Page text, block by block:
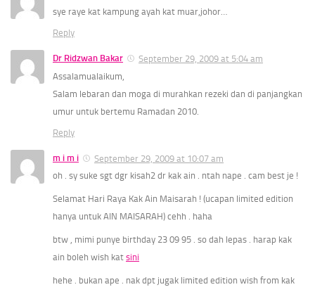
sye raye kat kampung ayah kat muar,johor…
Reply
Dr Ridzwan Bakar
September 29, 2009 at 5:04 am
Assalamualaikum,
Salam lebaran dan moga di murahkan rezeki dan di panjangkan
umur untuk bertemu Ramadan 2010.
Reply
m i m i
September 29, 2009 at 10:07 am
oh . sy suke sgt dgr kisah2 dr kak ain . ntah nape . cam best je !
Selamat Hari Raya Kak Ain Maisarah ! (ucapan limited edition
hanya untuk AIN MAISARAH) cehh . haha
btw , mimi punye birthday 23 09 95 . so dah lepas . harap kak
ain boleh wish kat sini
hehe . bukan ape . nak dpt jugak limited edition wish from kak